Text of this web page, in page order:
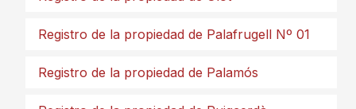
Registro de la propiedad de Palafrugell Nº 01
Registro de la propiedad de Palamós